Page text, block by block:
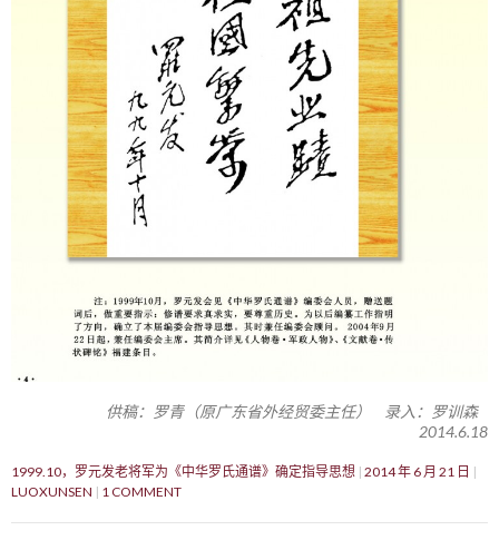
供稿：罗青（原广东省外经贸委主任） 录入：罗训森
2014.6.18
1999.10，罗元发老将军为《中华罗氏通谱》确定指导思想 2014 年 6 月 21 日
LUOXUNSEN
1 COMMENT